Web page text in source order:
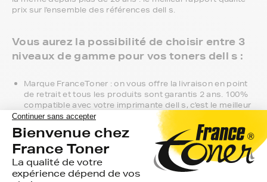
prix sur l'ensemble des références dell s.
Vous aurez la possibilité de choisir entre 3
niveaux de gamme pour vos toners dell s :
Marque FranceToner : on vous offre la livraison en point
de retrait et tous les produits sont garantis 2 ans. 100%
compatible avec votre imprimante dell s, c'est le meilleur
compromis entre qualité et prix et nous proposons
toutes les références compatibles, noir et couleur, en
pack ou à l’unité, selon le modèle et la gamme de votre
imprimante.
Gamme 1er Prix : compatibles avec votre imprimante dell
s, ces produits sans marque sont ceux de notre gamme